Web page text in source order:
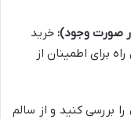
صورت وجود): خرید
برای اطمینان از
بررسی کنید و از سالم